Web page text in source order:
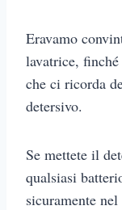
Eravamo
lavatrice,
che ci ricorda
detersivo.
Se mettete il
qualsiasi
sicuramente